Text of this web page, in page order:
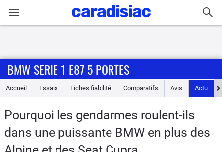
Accueil
Essais
Guide
BMW SERIE 1 E87 5 PORTES
Accueil Essais Fiches fiabilité Comparatifs Avis Actu
Pourquoi les gendarmes roulent-ils
dans une puissante BMW en plus des